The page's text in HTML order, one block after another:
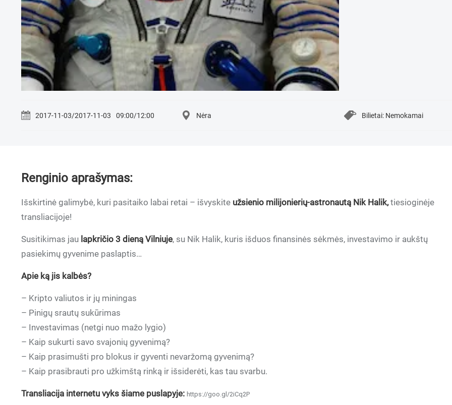
2017-11-03/2017-11-03 09:00/12:00 Nėra Bilietai: Nemokamai
Renginio aprašymas:
Išskirtinė galimybė, kuri pasitaiko labai retai – išvyskite užsienio milijonierių-astronautą Nik Halik,tiesioginėje
transliacijoje!
Susitikimas jau lapkričio 3 dieną Vilniuje, su Nik Halik, kuris išduos finansinės sėkmės, investavimo ir aukštų
pasiekimų gyvenime paslaptis…
Apie ką jis kalbės?
– Kripto valiutos ir jų miningas
– Pinigų srautų sukūrimas
– Investavimas (netgi nuo mažo lygio)
– Kaip sukurti savo svajonių gyvenimą?
– Kaip prasimušti pro blokus ir gyventi nevaržomą gyvenimą?
– Kaip prasibrauti pro užkimštą rinką ir išsiderėti, kas tau svarbu.
Transliacija internetu vyks šiame puslapyje: https://goo.gl/2iCq2P